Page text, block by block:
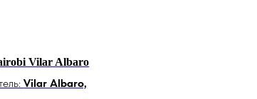
Vilar Albaro
Vilar Albaro,